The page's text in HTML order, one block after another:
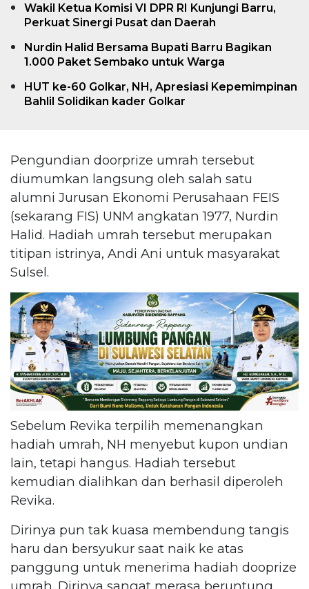
Wakil Ketua Komisi VI DPR RI Kunjungi Barru,
Perkuat Sinergi Pusat dan Daerah
Nurdin Halid Bersama Bupati Barru Bagikan
1.000 Paket Sembako untuk Warga
HUT ke-60 Golkar, NH, Apresiasi Kepemimpinan
Bahlil Solidikan kader Golkar
Pengundian doorprize umrah tersebut
diumumkan langsung oleh salah satu
alumni Jurusan Ekonomi Perusahaan FEIS
(sekarang FIS) UNM angkatan 1977, Nurdin
Halid. Hadiah umrah tersebut merupakan
titipan istrinya, Andi Ani untuk masyarakat
Sulsel.
Sebelum Revika terpilih memenangkan
hadiah umrah, NH menyebut kupon undian
lain, tetapi hangus. Hadiah tersebut
kemudian dialihkan dan berhasil diperoleh
Revika.
Dirinya pun tak kuasa membendung tangis
haru dan bersyukur saat naik ke atas
panggung untuk menerima hadiah dooprize